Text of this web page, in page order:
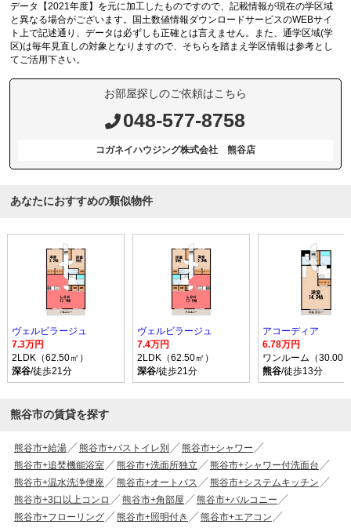
データ【2021年度】を元に加工したものですので、記載情報が現在の学区域
と異なる場合がございます。国土数値情報ダウンロードサービスのWEBサイ
ト上で記述通り、データは必ずしも正確とは言えません。また、通学区域(学
区)は毎年見直しの対象となりますので、そちらを踏まえ学区情報は参考とし
てご活用下さい。
お部屋探しのご依頼はこちら
048-577-8758
コガネイハウジング株式会社 熊谷店
あなたにおすすめの類似物件
ヴェルビラージュ
7.3万円
2LDK（62.50㎡）
深谷/徒歩21分
ヴェルビラージュ
7.4万円
2LDK（62.50㎡）
深谷/徒歩21分
アコーディア
6.78万円
ワンルーム（30.00
熊谷/徒歩13分
熊谷市の賃貸を探す
熊谷市+給湯 熊谷市+バストイレ別
熊谷市+シャワー
熊谷市+追焚機能浴室
熊谷市+洗面所独立
熊谷市+シャワー付洗面台
熊谷市+温水洗浄便座
熊谷市+オートバス
熊谷市+システムキッチン
熊谷市+3口以上コンロ
熊谷市+角部屋
熊谷市+バルコニー
熊谷市+フローリング
熊谷市+照明付き
熊谷市+エアコン